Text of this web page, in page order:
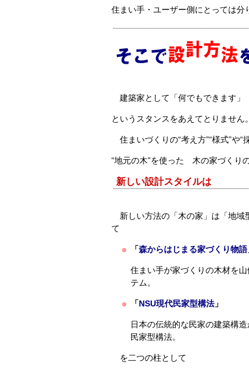
住まい手・ユーザー側にとっては
建築家として「何でもできます」
というスタンスをあえてとりません。
住まいづくりの“考え方”“様式”や“
“地元の木”を使った 木の家づくり
新しい設計スタイルは
新しい方法の「木の家」は「地域
て
「森からはじまる家づくり物語
住まい手が家づくりの木材を
テム。
「NSU現代民家型構法 」
日本の伝統的な民家の建築構
民家型構法。
を二つの柱として